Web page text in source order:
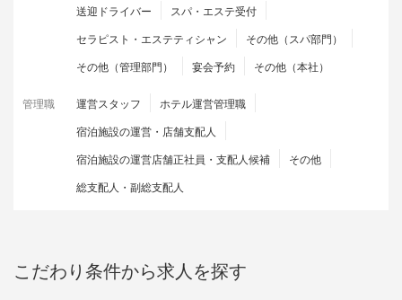
送迎ドライバー
スパ・エステ受付
セラピスト・エステティシャン
その他（スパ部門）
その他（管理部門）
宴会予約 その他（本社）
管理職 運営スタッフ
ホテル運営管理職
宿泊施設の運営・店舗支配人
宿泊施設の運営店舗正社員・支配人候補
その他
総支配人・副総支配人
こだわり条件から求人を探す